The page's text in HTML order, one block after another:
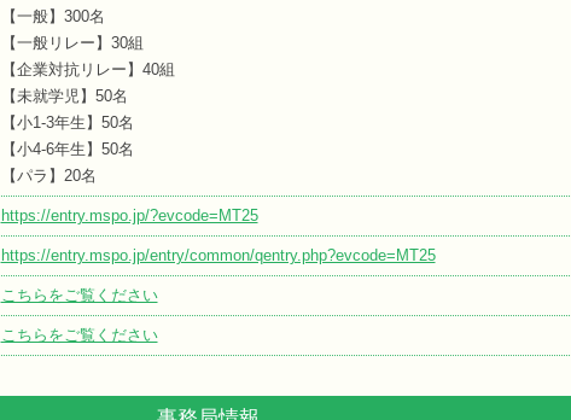
【一般】300名
【一般リレー】30組
【企業対抗リレー】40組
【未就学児】50名
【小1-3年生】50名
【小4-6年生】50名
【パラ】20名
https://entry.mspo.jp/?evcode=MT25
https://entry.mspo.jp/entry/common/qentry.php?evcode=MT25
こちらをご覧ください
こちらをご覧ください